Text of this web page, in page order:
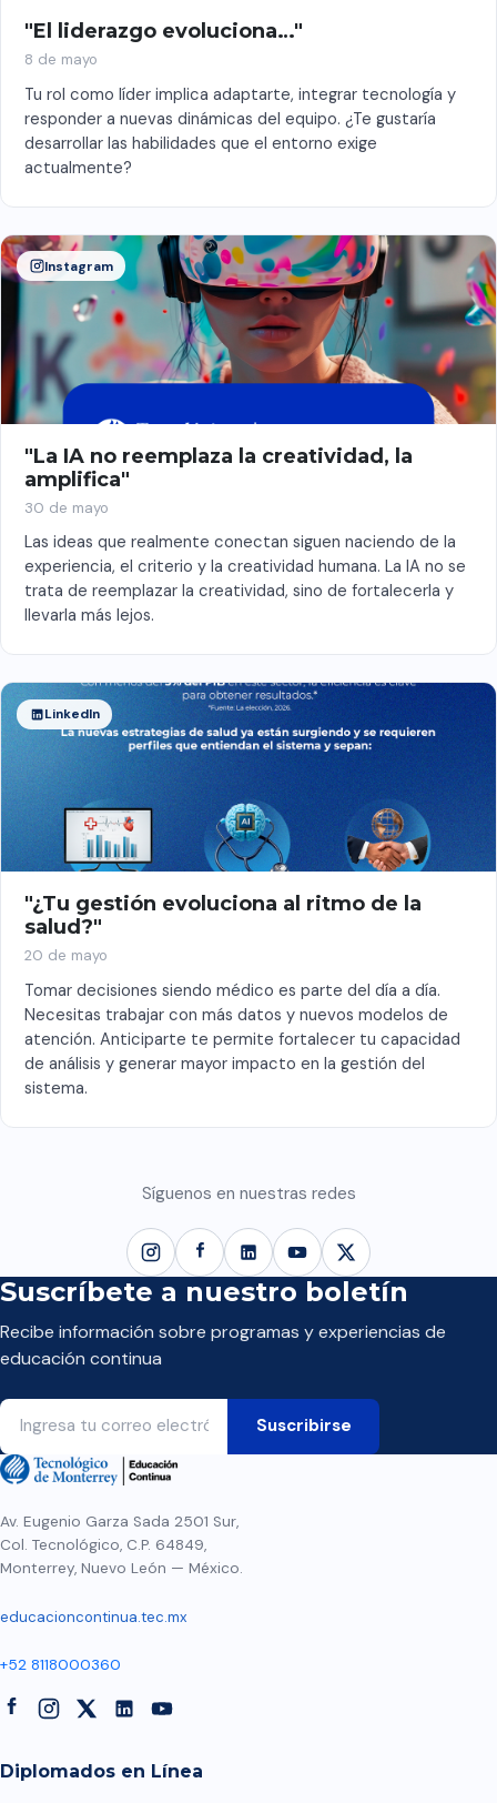
"El liderazgo evoluciona…"
8 de mayo
Tu rol como líder implica adaptarte, integrar tecnología y
responder a nuevas dinámicas del equipo. ¿Te gustaría
desarrollar las habilidades que el entorno exige
actualmente?
Instagram
"La IA no reemplaza la creatividad, la
amplifica"
30 de mayo
Las ideas que realmente conectan siguen naciendo de la
experiencia, el criterio y la creatividad humana. La IA no se
trata de reemplazar la creatividad, sino de fortalecerla y
llevarla más lejos.
LinkedIn
"¿Tu gestión evoluciona al ritmo de la
salud?"
20 de mayo
Tomar decisiones siendo médico es parte del día a día.
Necesitas trabajar con más datos y nuevos modelos de
atención. Anticiparte te permite fortalecer tu capacidad
de análisis y generar mayor impacto en la gestión del
sistema.
Síguenos en nuestras redes
Suscríbete a nuestro boletín
Recibe información sobre programas y experiencias de
educación continua
Av. Eugenio Garza Sada 2501 Sur,
Col. Tecnológico, C.P. 64849,
Monterrey, Nuevo León — México.
educacioncontinua.tec.mx
+52 8118000360
Diplomados en Línea